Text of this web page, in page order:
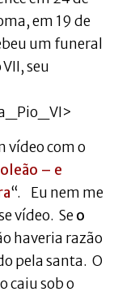
em 19 de
um funeral
seu
vídeo com o
– e
“. Eu nem me
vídeo. Seo
haveria razão
pela santa. O
caiu sob o